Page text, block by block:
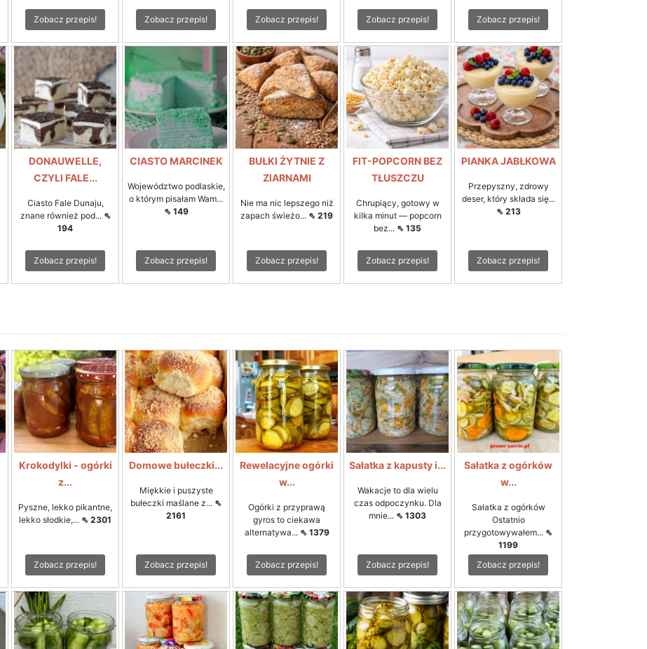
Zobacz przepis! Zobacz przepis! Zobacz przepis! Zobacz przepis! Zobacz przepis!
DONAUWELLE,
CZYLI FALE...
Ciasto Fale Dunaju,
znane również pod... ⇖
194
Zobacz przepis!
CIASTO MARCINEK
Województwo podlaskie,
o którym pisałam Wam...
⇖ 149
Zobacz przepis!
BUŁKI ŻYTNIE Z
ZIARNAMI
Nie ma nic lepszego niż
zapach świeżo... ⇖ 219
Zobacz przepis!
FIT-POPCORN BEZ
TŁUSZCZU
Chrupiący, gotowy w
kilka minut — popcorn
bez... ⇖ 135
Zobacz przepis!
PIANKA JABŁKOWA
Przepyszny, zdrowy
deser, który składa się...
⇖ 213
Zobacz przepis!
Krokodylki - ogórki
z...
Pyszne, lekko pikantne,
lekko słodkie,... ⇖ 2301
Zobacz przepis!
Domowe bułeczki...
Miękkie i puszyste
bułeczki maślane z... ⇖
2161
Zobacz przepis!
Rewelacyjne ogórki
w...
Ogórki z przyprawą
gyros to ciekawa
alternatywa... ⇖ 1379
Zobacz przepis!
Sałatka z kapusty i...
Wakacje to dla wielu
czas odpoczynku. Dla
mnie... ⇖ 1303
Zobacz przepis!
Sałatka z ogórków
w...
Sałatka z ogórków
Ostatnio
przygotowywałem... ⇖
1199
Zobacz przepis!